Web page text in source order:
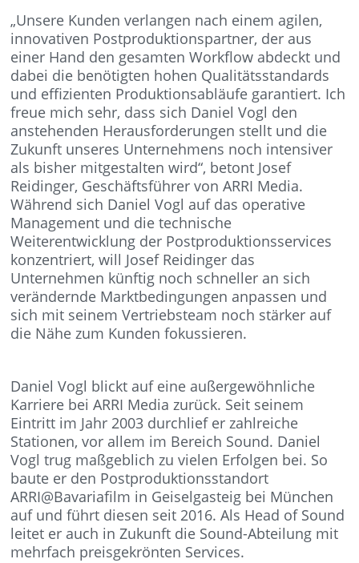
„Unsere Kunden verlangen nach einem agilen,
innovativen Postproduktionspartner, der aus
einer Hand den gesamten Workflow abdeckt und
dabei die benötigten hohen Qualitätsstandards
und effizienten Produktionsabläufe garantiert. Ich
freue mich sehr, dass sich Daniel Vogl den
anstehenden Herausforderungen stellt und die
Zukunft unseres Unternehmens noch intensiver
als bisher mitgestalten wird“, betont Josef
Reidinger, Geschäftsführer von ARRI Media.
Während sich Daniel Vogl auf das operative
Management und die technische
Weiterentwicklung der Postproduktionsservices
konzentriert, will Josef Reidinger das
Unternehmen künftig noch schneller an sich
verändernde Marktbedingungen anpassen und
sich mit seinem Vertriebsteam noch stärker auf
die Nähe zum Kunden fokussieren.
Daniel Vogl blickt auf eine außergewöhnliche
Karriere bei ARRI Media zurück. Seit seinem
Eintritt im Jahr 2003 durchlief er zahlreiche
Stationen, vor allem im Bereich Sound. Daniel
Vogl trug maßgeblich zu vielen Erfolgen bei. So
baute er den Postproduktionsstandort
ARRI@Bavariafilm in Geiselgasteig bei München
auf und führt diesen seit 2016. Als Head of Sound
leitet er auch in Zukunft die Sound-Abteilung mit
mehrfach preisgekrönten Services.